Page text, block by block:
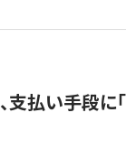
払い手段に